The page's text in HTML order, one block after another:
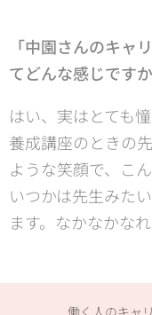
「中園さんのキャ
てどんな感じですか
はい、実はとても
養成講座のときの
ような笑顔で、こ
いつかは先生みた
ます。なかなかな